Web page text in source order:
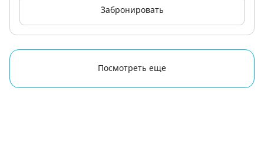
Забронировать
Посмотреть еще